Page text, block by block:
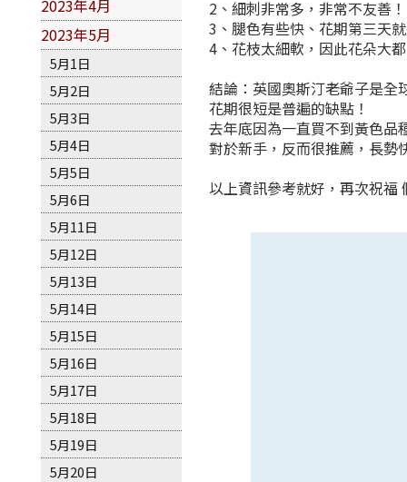
2023年4月
2023年5月
5月1日
5月2日
5月3日
5月4日
5月5日
5月6日
5月11日
5月12日
5月13日
5月14日
5月15日
5月16日
5月17日
5月18日
5月19日
5月20日
2、細刺非常多，非常不友善！
3、腿色有些快、花期第三天
4、花枝太細軟，因此花朵大
結論：英國奧斯汀老爺子是全
花期很短是普遍的缺點！
去年底因為一直買不到黃色品
對於新手，反而很推薦，長勢
以上資訊參考就好，再次祝福